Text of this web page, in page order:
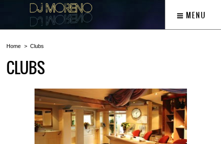
MENU
Home Clubs
CLUBS